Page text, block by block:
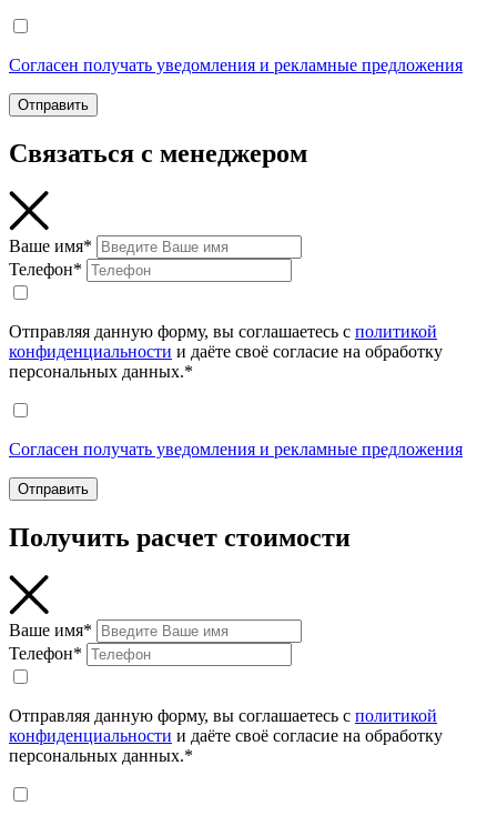
Согласен получать уведомления и рекламные предложения
Отправить
Связаться с менеджером
Ваше имя*
Телефон*
Отправляя данную форму, вы соглашаетесь с политикой
конфиденциальности и даёте своё согласие на обработку
персональных данных.*
Согласен получать уведомления и рекламные предложения
Отправить
Получить расчет стоимости
Ваше имя*
Телефон*
Отправляя данную форму, вы соглашаетесь с политикой
конфиденциальности и даёте своё согласие на обработку
персональных данных.*